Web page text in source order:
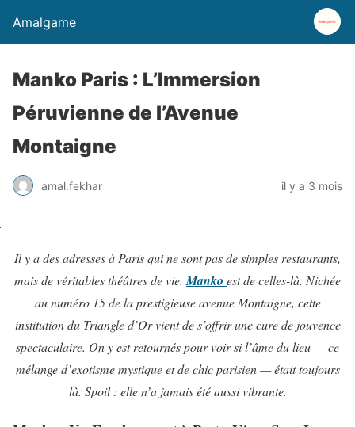
Amalgame
Manko Paris : L’Immersion
Péruvienne de l’Avenue
Montaigne
amal.fekhar il y a 3 mois
Il y a des adresses à Paris qui ne sont pas de simples restaurants,
mais de véritables théâtres de vie. Manko est de celles-là. Nichée
au numéro 15 de la prestigieuse avenue Montaigne, cette
institution du Triangle d’Or vient de s’offrir une cure de jouvence
spectaculaire. On y est retournés pour voir si l’âme du lieu — ce
mélange d’exotisme mystique et de chic parisien — était toujours
là. Spoil : elle n’a jamais été aussi vibrante.